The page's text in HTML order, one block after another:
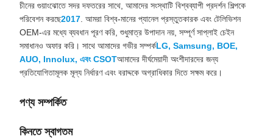
চীনের গুয়াংঝোতে সদর দফতরের সাথে, আমাদের সংস্থাটি বিশ্বব্যাপী প্রদর্শন শিল্পকে
পরিবেশন করছে2017 . আমরা বিশ্ব-মানের প্যানেল প্রস্তুতকারক এবং টেলিভিশন
OEM-এর মধ্যে ব্যবধান পূরণ করি, শুধুমাত্র উপাদান নয়, সম্পূর্ণ সাপ্লাই চেইন
সমাধানও অফার করি। সাথে আমাদের গভীর সম্পর্কLG, Samsung, BOE,
AUO, Innolux, এবং CSOTআমাদের দীর্ঘমেয়াদী অংশীদারদের জন্য
প্রতিযোগিতামূলক মূল্য নির্ধারণ এবং বরাদ্দকে অগ্রাধিকার দিতে সক্ষম করে।
পণ্য সম্পর্কিত
কিনতে স্বাগতম